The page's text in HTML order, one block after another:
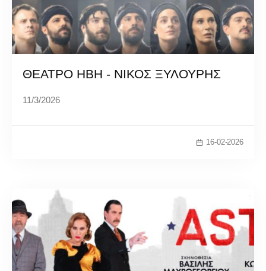
ΘΕΑΤΡΟ ΗΒΗ - ΝΙΚΟΣ ΞΥΛΟΥΡΗΣ
11/3/2026
16-02-2026